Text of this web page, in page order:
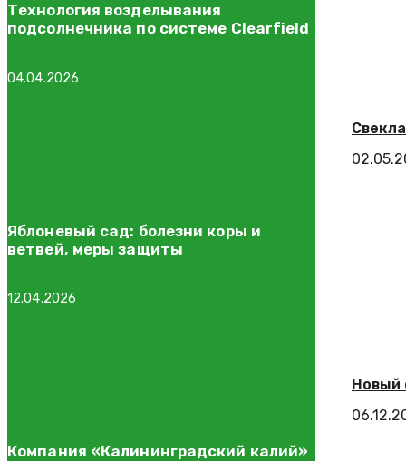
Новый
Технология возделывания
подсолнечника по системе Clearfield
04.04.2026
Яблоневый сад: болезни коры и
ветвей, меры защиты
12.04.2026
Компания «Калининградский калий»